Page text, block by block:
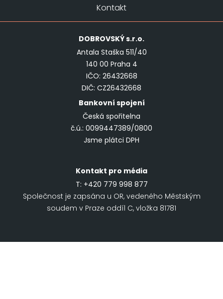
Kontakt
DOBROVSKÝs.r.o.
Antala Staška 511/40
140 00 Praha 4
IČO: 26432668
DIČ: CZ26432668
Bankovní spojení
Česká spořitelna
č.ú.: 0099447389/0800
Jsme plátci DPH
Kontakt pro média
T: +420 779 998 877
Společnost je zapsána u OR, vedeného Městským
soudem v Praze oddíl C, vložka 81781